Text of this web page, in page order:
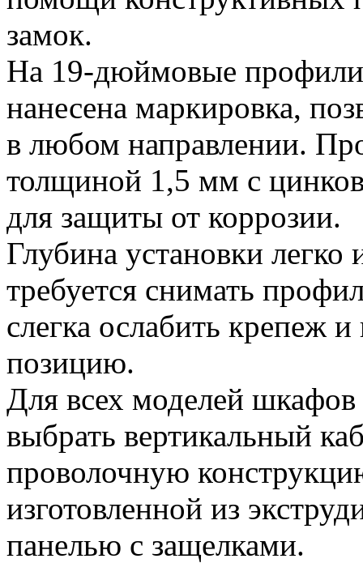
замок.
На 19-дюймовые
нанесена маркировка,
в любом направлении.
толщиной 1,5 мм с
для защиты от коррозии.
Глубина установки легко
требуется снимать
слегка ослабить крепеж
позицию.
Для всех моделей
выбрать вертикальный
проволочную
изготовленной из
панелью с защелками.